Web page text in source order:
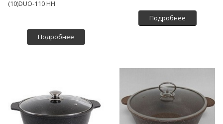
(10)DUO-110 НН
Подробнее
Подробнее